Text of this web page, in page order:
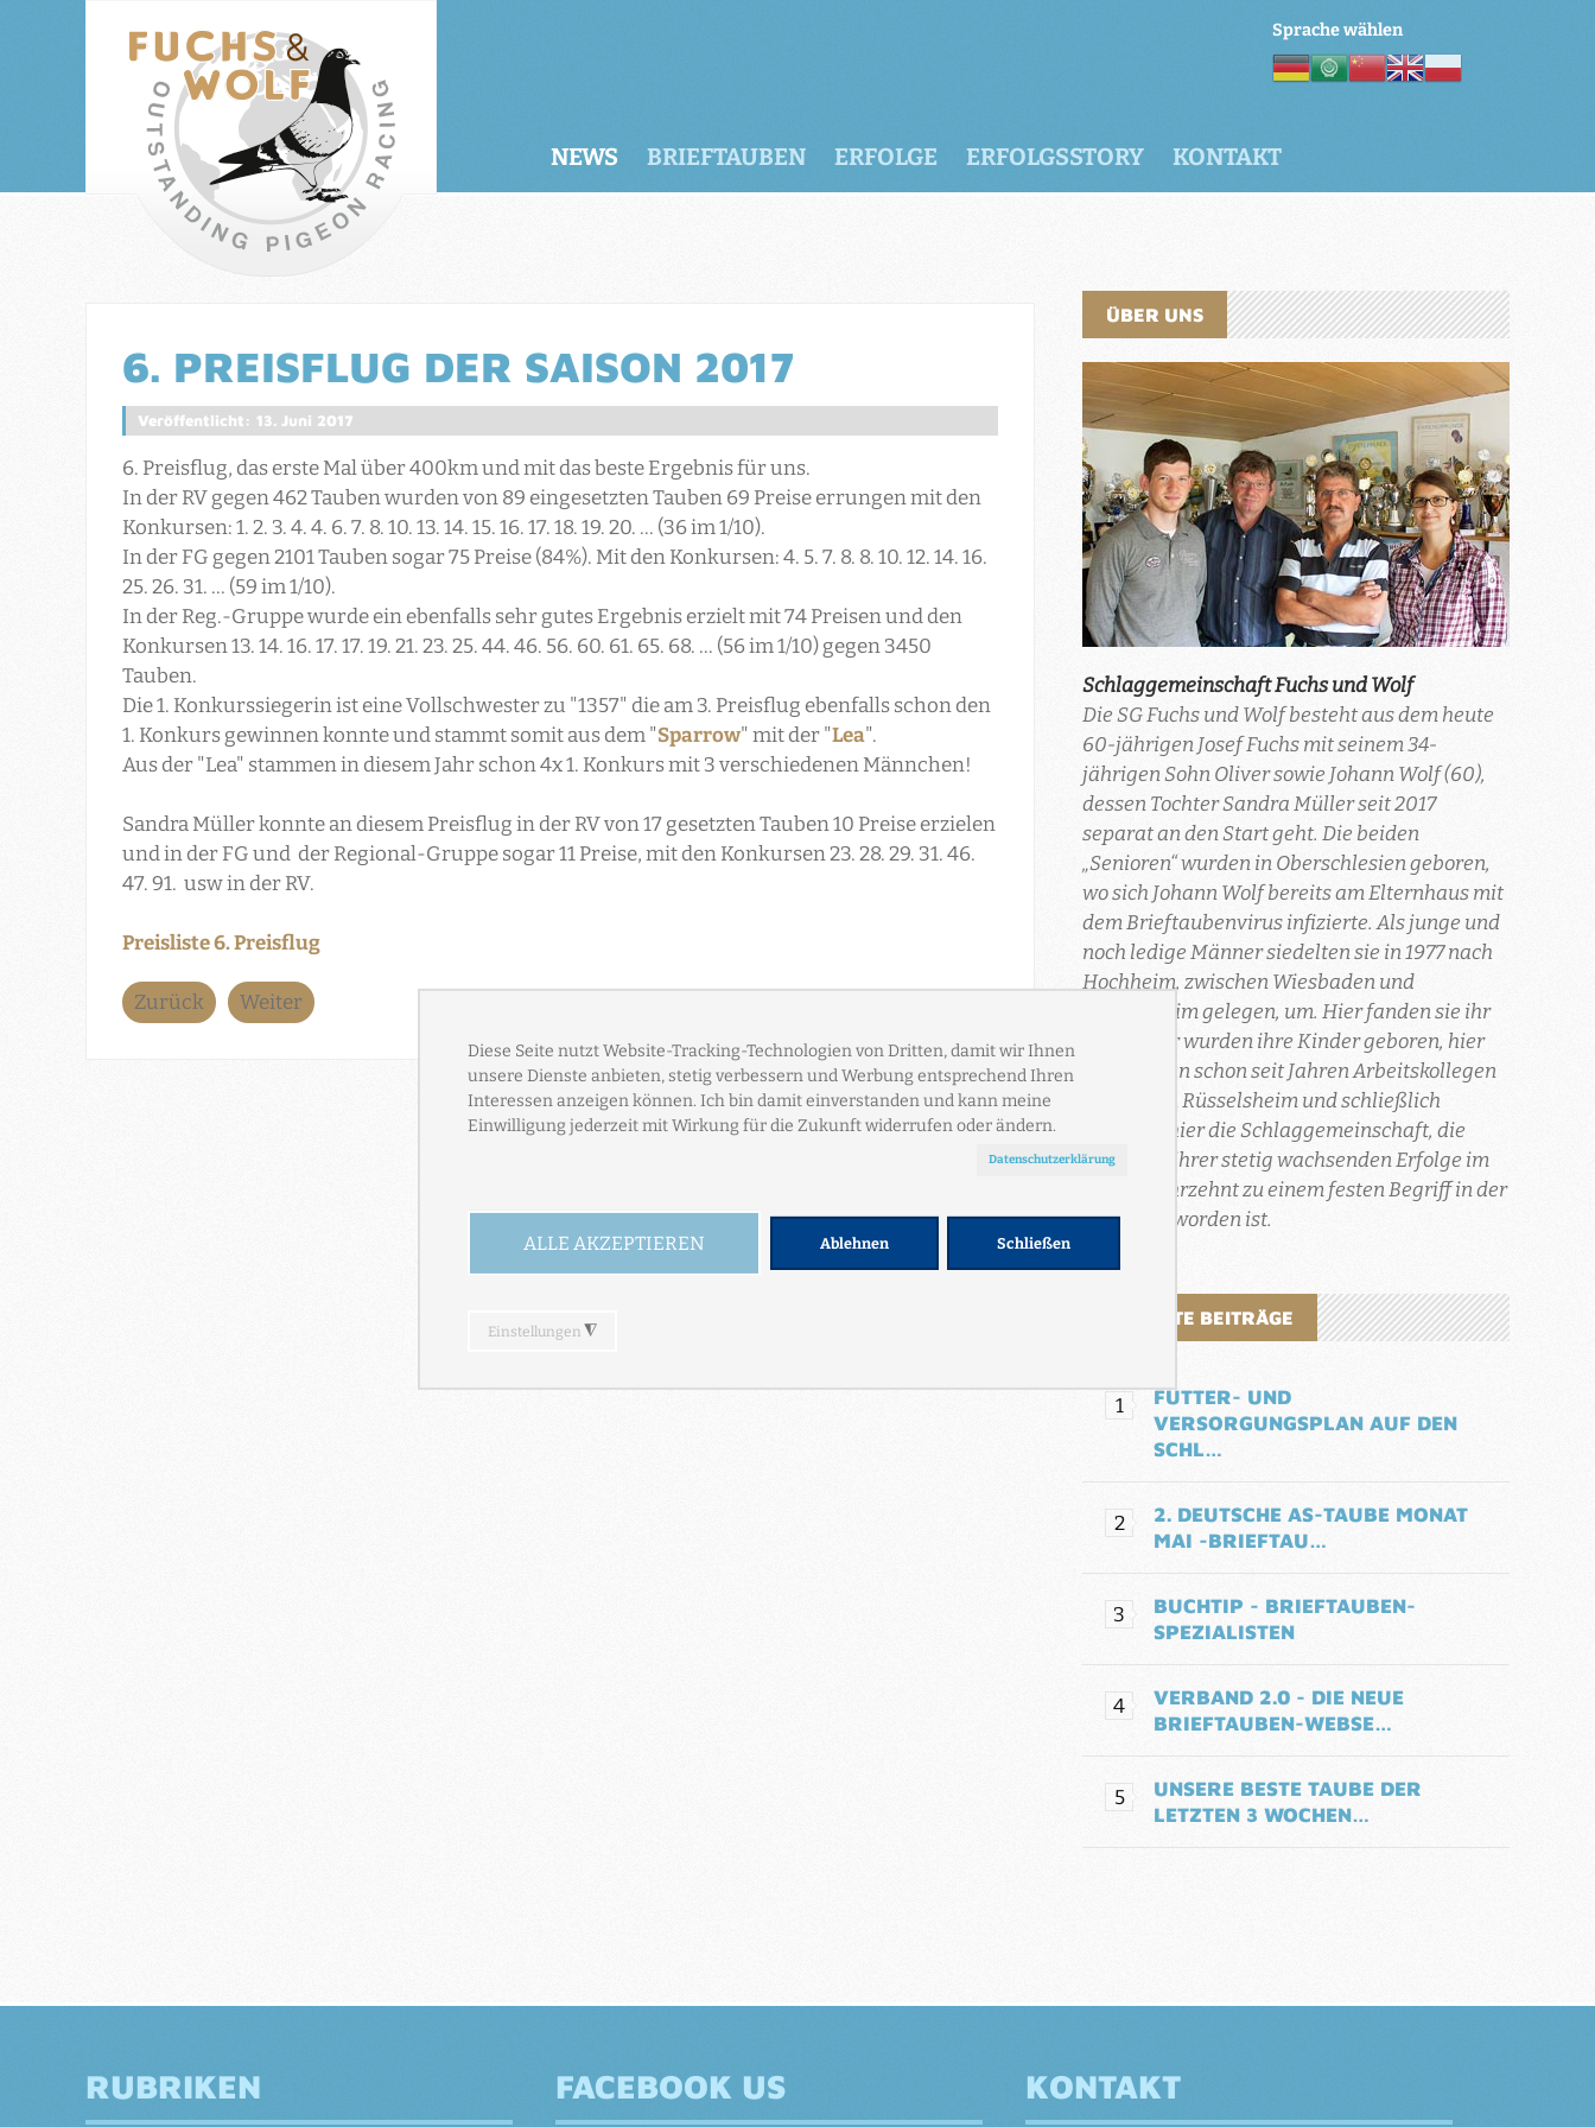
NEWS BRIEFTAUBEN ERFOLGE ERFOLGSSTORY KONTAKT
Sprache wählen
6. PREISFLUG DER SAISON 2017
Veröffentlicht: 13. Juni 2017
6. Preisflug, das erste Mal über 400km und mit das beste Ergebnis für uns.
In der RV gegen 462 Tauben wurden von 89 eingesetzten Tauben 69 Preise errungen mit den
Konkursen: 1. 2. 3. 4. 4. 6. 7. 8. 10. 13. 14. 15. 16. 17. 18. 19. 20. ... (36 im 1/10).
In der FG gegen 2101 Tauben sogar 75 Preise (84%). Mit den Konkursen: 4. 5. 7. 8. 8. 10. 12. 14. 16.
25. 26. 31. ... (59 im 1/10).
In der Reg.-Gruppe wurde ein ebenfalls sehr gutes Ergebnis erzielt mit 74 Preisen und den
Konkursen 13. 14. 16. 17. 17. 19. 21. 23. 25. 44. 46. 56. 60. 61. 65. 68. ... (56 im 1/10) gegen 3450
Tauben.
Die 1. Konkurssiegerin ist eine Vollschwester zu "1357" die am 3. Preisflug ebenfalls schon den
1. Konkurs gewinnen konnte und stammt somit aus dem "Sparrow" mit der "Lea".
Aus der "Lea" stammen in diesem Jahr schon 4x 1. Konkurs mit 3 verschiedenen Männchen!
Sandra Müller konnte an diesem Preisflug in der RV von 17 gesetzten Tauben 10 Preise erzielen
und in der FG und der Regional-Gruppe sogar 11 Preise, mit den Konkursen 23. 28. 29. 31. 46.
47. 91. usw in der RV.
Preisliste 6. Preisflug
Zurück Weiter
ÜBER UNS
Schlaggemeinschaft Fuchs und Wolf
Die SG Fuchs und Wolf besteht aus dem heute
60-jährigen Josef Fuchs mit seinem 34-
jährigen Sohn Oliver sowie Johann Wolf (60),
dessen Tochter Sandra Müller seit 2017
separat an den Start geht. Die beiden
„Senioren“ wurden in Oberschlesien geboren,
wo sich Johann Wolf bereits am Elternhaus mit
dem Brieftaubenvirus infizierte. Als junge und
noch ledige Männer siedelten sie in 1977 nach
Hochheim, zwischen Wiesbaden und
Rüsselsheim gelegen, um. Hier fanden sie ihr
Glück, hier wurden ihre Kinder geboren, hier
sind sie nun schon seit Jahren Arbeitskollegen
bei Opel in Rüsselsheim und schließlich
entstand hier die Schlaggemeinschaft, die
aufgrund ihrer stetig wachsenden Erfolge im
letzten Jahrzehnt zu einem festen Begriff in der
Region geworden ist.
BELIEBTE BEITRÄGE
FUTTER- UND
VERSORGUNGSPLAN AUF DEN
SCHL…
2. DEUTSCHE AS-TAUBE MONAT
MAI -BRIEFTAU…
BUCHTIP - BRIEFTAUBEN-
SPEZIALISTEN
VERBAND 2.0 - DIE NEUE
BRIEFTAUBEN-WEBSE…
UNSERE BESTE TAUBE DER
LETZTEN 3 WOCHEN…
RUBRIKEN FACEBOOK US KONTAKT